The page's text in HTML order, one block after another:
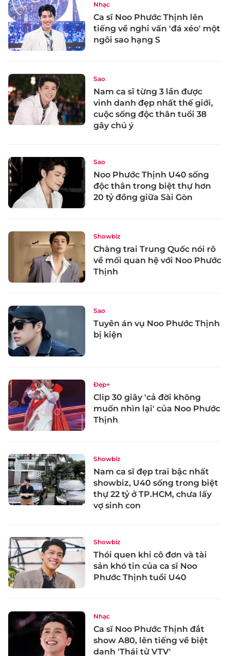
Nhạc
Ca sĩ Noo Phước Thịnh lên
tiếng về nghi vấn 'đá xéo' một
ngôi sao hạng S
Sao
Nam ca sĩ từng 3 lần được
vinh danh đẹp nhất thế giới,
cuộc sống độc thân tuổi 38
gây chú ý
Sao
Noo Phước Thịnh U40 sống
độc thân trong biệt thự hơn
20 tỷ đồng giữa Sài Gòn
Showbiz
Chàng trai Trung Quốc nói rõ
về mối quan hệ với Noo Phước
Thịnh
Sao
Tuyên án vụ Noo Phước Thịnh
bị kiện
Đẹp+
Clip 30 giây 'cả đời không
muốn nhìn lại' của Noo Phước
Thịnh
Showbiz
Nam ca sĩ đẹp trai bậc nhất
showbiz, U40 sống trong biệt
thự 22 tỷ ở TP.HCM, chưa lấy
vợ sinh con
Showbiz
Thói quen khi cô đơn và tài
sản khó tin của ca sĩ Noo
Phước Thịnh tuổi U40
Nhạc
Ca sĩ Noo Phước Thịnh đắt
show A80, lên tiếng về biệt
danh 'Thái tử VTV'